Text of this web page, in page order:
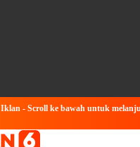
Iklan - Scroll ke bawah untuk